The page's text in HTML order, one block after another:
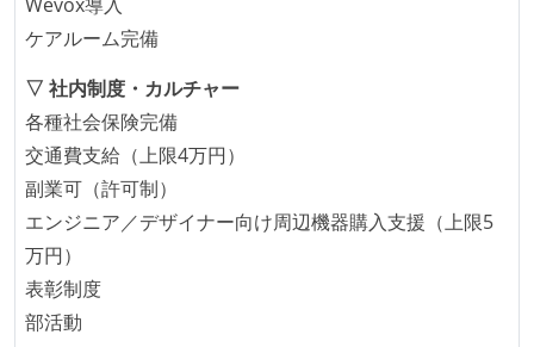
ていない
コード品質向上のための取り組み
本番にデプロイされるコードには、全てコードレビュ
ーまたはペアプログラミングを実施している
「リファクタリングは随時行われるべき」という価値
観をメンバー全員が共有しており、日常的に実施して
いる
何らかのコーディング規約をチーム全体で遵守するよ
うにしている
ケアルーム完備
▽ 社内制度・カルチャー
各種社会保険完備
交通費支給（上限4万円）
副業可（許可制）
エンジニア／デザイナー向け周辺機器購入支援（上限5
万円）
表彰制度
部活動